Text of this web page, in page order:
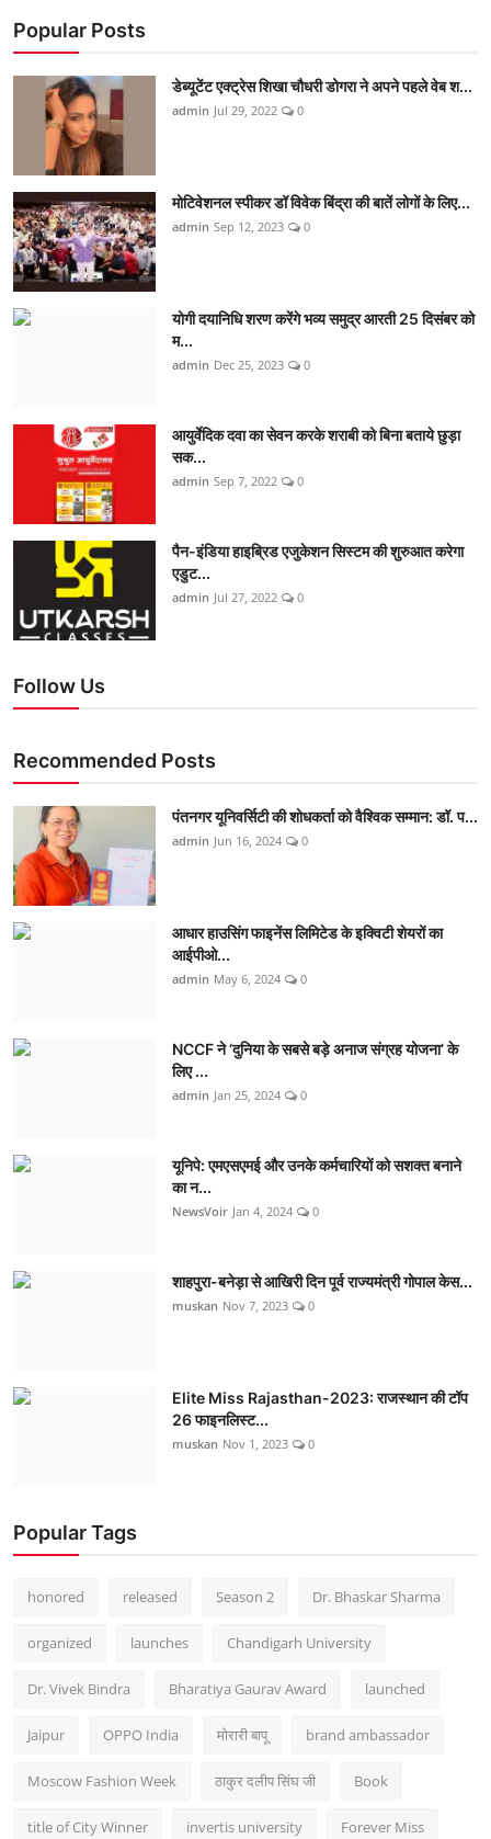
Popular Posts
डेब्यूटेंट एक्ट्रेस शिखा चौधरी डोगरा ने अपने पहले वेब श...
admin Jul 29, 2022 0
मोटिवेशनल स्पीकर डॉ विवेक बिंद्रा की बातें लोगों के लिए...
admin Sep 12, 2023 0
योगी दयानिधि शरण करेंगे भव्य समुद्र आरती 25 दिसंबर को
म...
admin Dec 25, 2023 0
आयुर्वेदिक दवा का सेवन करके शराबी को बिना बताये छुड़ा
सक...
admin Sep 7, 2022 0
पैन-इंडिया हाइब्रिड एजुकेशन सिस्टम की शुरुआत करेगा
एडुट...
admin Jul 27, 2022 0
Follow Us
Recommended Posts
पंतनगर यूनिवर्सिटी की शोधकर्ता को वैश्विक सम्मान: डॉ. प...
admin Jun 16, 2024 0
आधार हाउसिंग फाइनेंस लिमिटेड के इक्विटी शेयरों का
आईपीओ...
admin May 6, 2024 0
NCCF ने ‘दुनिया के सबसे बड़े अनाज संग्रह योजना’ के
लिए ...
admin Jan 25, 2024 0
यूनिपे: एमएसएमई और उनके कर्मचारियों को सशक्त बनाने
का न...
NewsVoir Jan 4, 2024 0
शाहपुरा-बनेड़ा से आखिरी दिन पूर्व राज्यमंत्री गोपाल केस...
muskan Nov 7, 2023 0
Elite Miss Rajasthan-2023: राजस्थान की टॉप
26 फाइनलिस्ट...
muskan Nov 1, 2023 0
Popular Tags
honored released Season 2 Dr. Bhaskar Sharma
organized launches Chandigarh University
Dr. Vivek Bindra Bharatiya Gaurav Award launched
Jaipur OPPO India मोरारी बापू brand ambassador
Moscow Fashion Week ठाकुर दलीप सिंघ जी Book
title of City Winner invertis university Forever Miss